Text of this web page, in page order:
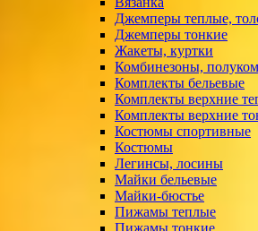
Джемперы теплые,
Джемперы тонкие
Жакеты, куртки
Комбинезоны,
Комплекты бельевые
Комплекты верхние
Комплекты верхние
Костюмы спортивные
Костюмы
Легинсы, лосины
Майки бельевые
Майки-бюстье
Пижамы теплые
Пижамы тонкие